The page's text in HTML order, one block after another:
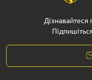
Дізнавайтеся